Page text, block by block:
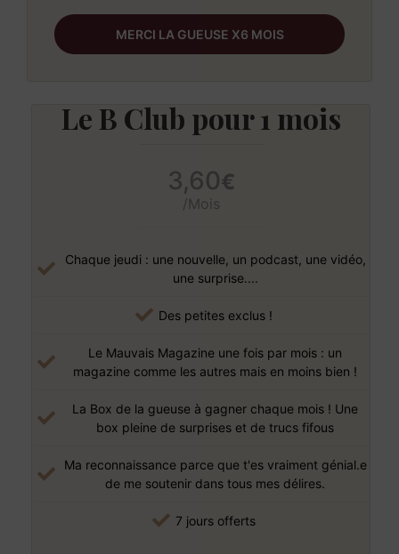
MERCI LA GUEUSE X6 MOIS
Le B Club pour 1 mois
3,60€
/Mois
Chaque jeudi : une nouvelle, un podcast, une vidéo,
une surprise....
Des petites exclus !
Le Mauvais Magazine une fois par mois : un
magazine comme les autres mais en moins bien !
La Box de la gueuse à gagner chaque mois ! Une
box pleine de surprises et de trucs fifous
Ma reconnaissance parce que t'es vraiment génial.e
de me soutenir dans tous mes délires.
7 jours offerts